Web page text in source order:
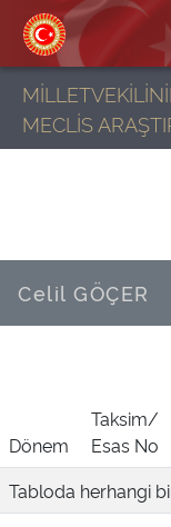
MECLİS
Celil GÖÇER
Dönem
Taksim/
Esas No
Tabloda herhangi